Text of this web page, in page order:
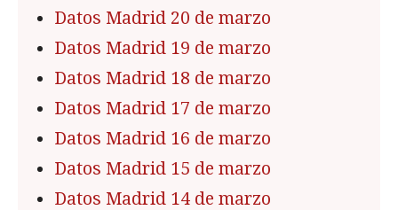
Datos Madrid 20 de marzo
Datos Madrid 19 de marzo
Datos Madrid 18 de marzo
Datos Madrid 17 de marzo
Datos Madrid 16 de marzo
Datos Madrid 15 de marzo
Datos Madrid 14 de marzo